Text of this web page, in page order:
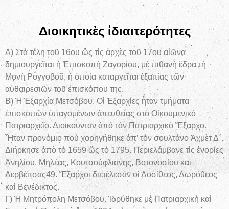
Διοικητικὲς ἰδιαιτερότητες
Α) Στὰ τέλη τοῦ 16ου ὥς τὶς ἀρχὲς τοῦ 17ου αἰῶνα
δημιουργεῖται ἡ Ἐπισκοπὴ Ζαγορίου, μὲ πιθανὴ ἕδρα τὴ
Μονὴ Ρογγοβοῦ, ἡ ὁποία καταργεῖται ἐξαιτίας τῶν
αὐθαιρεσιῶν τοῦ ἐπισκόπου της.
Β) Ἡ Ἐξαρχία Μετσόβου. Οἱ Ἐξαρχίες ἦταν τμήματα
ἐπισκοπῶν ὑπαγομένων ἀπευθείας στὸ Οἰκουμενικὸ
Πατριαρχεῖο. Διοικούνταν ἀπὸ τὸν Πατριαρχικὸ Ἔξαρχο.
Ἦταν προνόμιο ποὺ χορηγήθηκε ἀπ’ τὸν σουλτάνο Ἀχμὲτ Δ΄.
Διήρκησε ἀπὸ τὸ 1659 ὥς τὸ 1795. Περιελάμβανε τὶς ἐνορίες
Ἀνηλίου, Μηλέας, Κουτσούφλιανης, Βοτονοσίου καὶ
Δερβέϊτσας49. Ἔξαρχοι διετέλεσαν οἱ Δοσίθεος, Δωρόθεος
καὶ Βενέδικτος.
Γ) Ἡ Μητρόπολη Μετσόβου. Ἱδρύθηκε μὲ Πατριαρχικὴ καὶ